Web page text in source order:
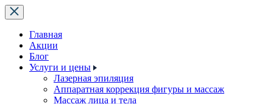
Главная
Акции
Блог
Услуги и цены
Лазерная эпиляция
Аппаратная коррекция фигуры и массаж
Массаж лица и тела